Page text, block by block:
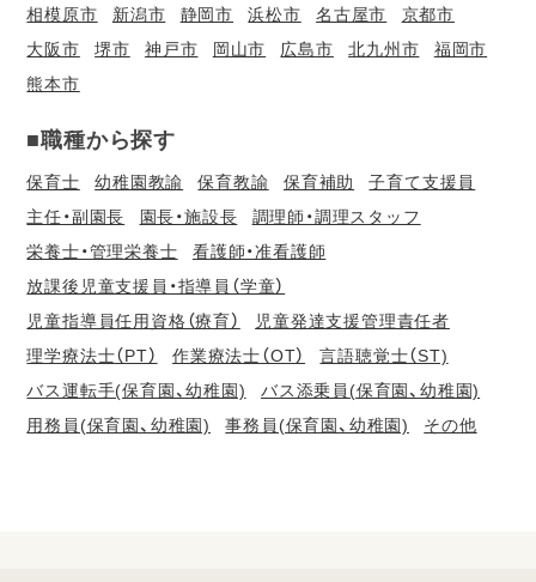
相模原市
新潟市 静岡市 浜松市 名古屋市
京都市
大阪市
堺市 神戸市 岡山市 広島市 北九州市
福岡市
熊本市
■職種から探す
保育士 幼稚園教諭 保育教諭 保育補助
子育て支援員
主任・副園長
園長・施設長
調理師・調理スタッフ
栄養士・管理栄養士
看護師・准看護師
放課後児童支援員・指導員（学童）
児童指導員任用資格（療育）
児童発達支援管理責任者
理学療法士（PT）
作業療法士（OT）
言語聴覚士（ST)
バス運転手(保育園、幼稚園)
バス添乗員(保育園、幼稚園)
用務員(保育園、幼稚園)
事務員(保育園、幼稚園) その他